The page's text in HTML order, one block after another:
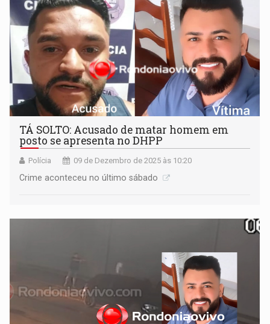
TÁ SOLTO: Acusado de matar homem em
posto se apresenta no DHPP
Polícia 09 de Dezembro de 2025 às 10:20
Crime aconteceu no último sábado